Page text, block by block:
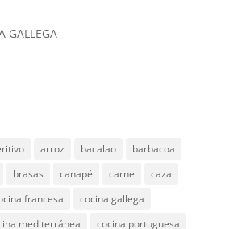
GALLEGA
arroz bacalao
barbacoa
brasas canapé carne
caza
francesa
cocina gallega
mediterránea
cocina portuguesa